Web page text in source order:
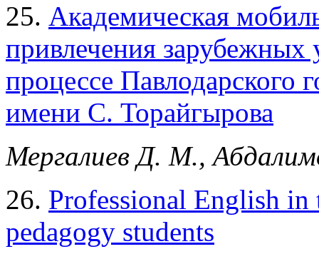
25. Академическая
привлечения зарубежных
процессе Павлодарского
имени С. Торайгырова
Мергалиев Д. М.,
26. Professional English
pedagogy students